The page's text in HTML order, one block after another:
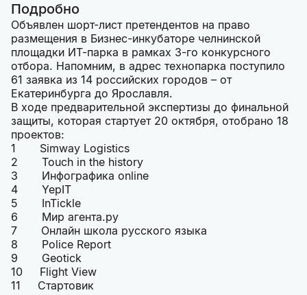
Подробно
Объявлен шорт-лист претендентов на право
размещения в Бизнес-инкубаторе челнинской
площадки ИТ-парка в рамках 3-го конкурсного
отбора. Напомним, в адрес технопарка поступило
61 заявка из 14 российских городов – от
Екатеринбурга до Ярославля.
В ходе предварительной экспертизы до финальной
защиты, которая стартует 20 октября, отобрано 18
проектов:
1 Simway Logistics
2 Touch in the history
3 Инфографика online
4 YepIT
5 InTickle
6 Мир агента.ру
7 Онлайн школа русского языка
8 Police Report
9 Geotick
10 Flight View
11 Стартовик